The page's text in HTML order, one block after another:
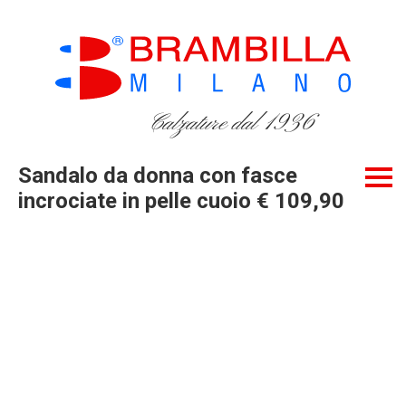
Calzature dal 1936
Sandalo da donna con fasce
incrociate in pelle cuoio € 109,90